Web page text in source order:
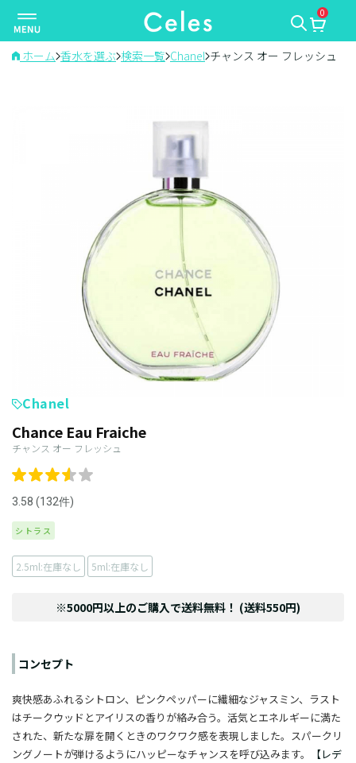
ナ
ビ
ゲ
0
ホーム 香水を選ぶ 検索一覧 Chanel チャンス オー フレッシュ
Chanel
Chance Eau Fraiche
チャンス オー フレッシュ
3.58 (132件)
シトラス
2.5ml:在庫なし 5ml:在庫なし
※5000円以上のご購入で送料無料！ (送料550円)
コンセプト
爽快感あふれるシトロン、ピンクペッパーに繊細なジャスミン、ラスト
はチークウッドとアイリスの香りが絡み合う。活気とエネルギーに満た
された、新たな扉を開くときのワクワク感を表現しました。スパークリ
ングノートが弾けるようにハッピーなチャンスを呼び込みます。
【レデ